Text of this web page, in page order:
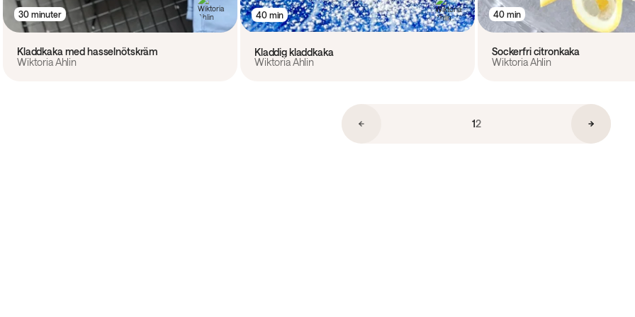
30 minuter
Kladdkaka med hasselnötskräm
Wiktoria Ahlin
40 min
Kladdig kladdkaka
Wiktoria Ahlin
40 min
Sockerfri citronkaka
Wiktoria Ahlin
12